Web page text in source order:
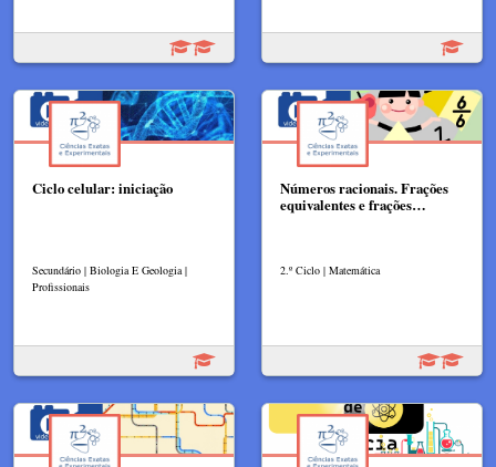
Ciclo celular: iniciação
Secundário | Biologia E Geologia |
Profissionais
Números racionais. Frações
equivalentes e frações…
2.º Ciclo | Matemática